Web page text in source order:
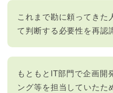
これまで勘に頼ってきた
て判断する必要性を再認
もともとIT部門で企画開
ング等を担当していたた